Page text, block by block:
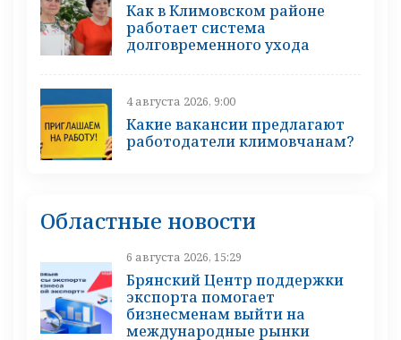
Как в Климовском районе
работает система
долговременного ухода
4 августа 2026, 9:00
Какие вакансии предлагают
работодатели климовчанам?
Областные новости
6 августа 2026, 15:29
Брянский Центр поддержки
экспорта помогает
бизнесменам выйти на
международные рынки